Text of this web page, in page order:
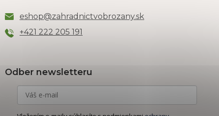
eshop@zahradnictvobrozany.sk
+421 222 205 191
Odber newsletteru